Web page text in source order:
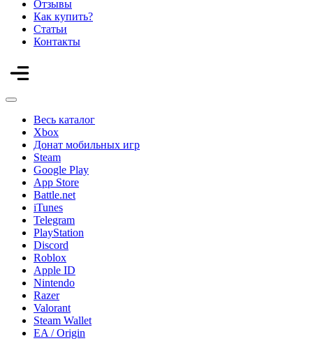
Отзывы
Как купить?
Статьи
Контакты
Весь каталог
Xbox
Донат мобильных игр
Steam
Google Play
App Store
Battle.net
iTunes
Telegram
PlayStation
Discord
Roblox
Apple ID
Nintendo
Razer
Valorant
Steam Wallet
EA / Origin